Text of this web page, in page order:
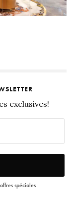
exclusives!
spéciales